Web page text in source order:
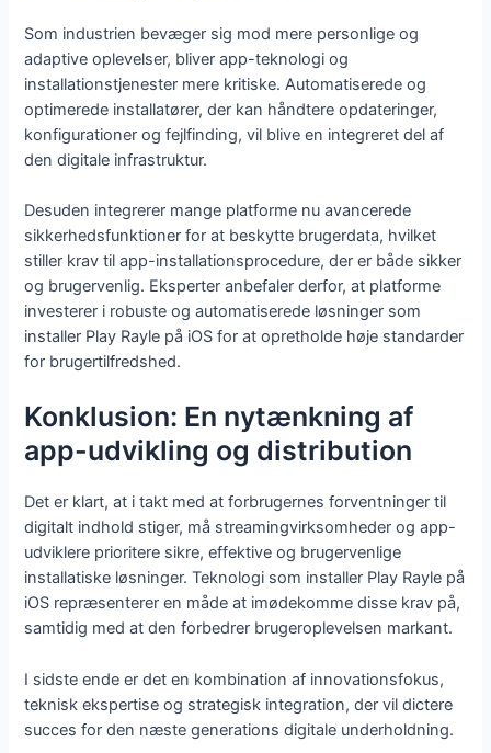
Som industrien bevæger sig mod mere personlige og
adaptive oplevelser, bliver app-teknologi og
installationstjenester mere kritiske. Automatiserede og
optimerede installatører, der kan håndtere opdateringer,
konfigurationer og fejlfinding, vil blive en integreret del af
den digitale infrastruktur.
Desuden integrerer mange platforme nu avancerede
sikkerhedsfunktioner for at beskytte brugerdata, hvilket
stiller krav til app-installationsprocedure, der er både sikker
og brugervenlig. Eksperter anbefaler derfor, at platforme
investerer i robuste og automatiserede løsninger som
installer Play Rayle på iOS for at opretholde høje standarder
for brugertilfredshed.
Konklusion: En nytænkning af
app-udvikling og distribution
Det er klart, at i takt med at forbrugernes forventninger til
digitalt indhold stiger, må streamingvirksomheder og app-
udviklere prioritere sikre, effektive og brugervenlige
installatiske løsninger. Teknologi som installer Play Rayle på
iOS repræsenterer en måde at imødekomme disse krav på,
samtidig med at den forbedrer brugeroplevelsen markant.
I sidste ende er det en kombination af innovationsfokus,
teknisk ekspertise og strategisk integration, der vil dictere
succes for den næste generations digitale underholdning.